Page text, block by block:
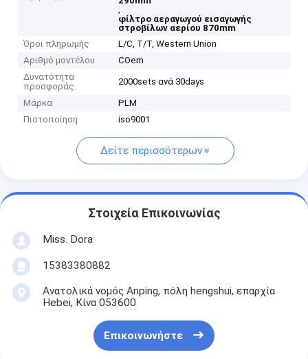
,
φίλτρο αεραγωγού εισαγωγής
στροβίλων αερίου 870mm
Όροι πληρωμής
L/C, T/T, Western Union
Αριθμό μοντέλου
COem
Δυνατότητα
προσφοράς
2000sets ανά 30days
Μάρκα
PLM
Πιστοποίηση
iso9001
Δείτε περισσότερων
Στοιχεία Επικοινωνίας
Miss. Dora
15383380882
Ανατολικά νομός Anping, πόλη hengshui, επαρχία
Hebei, Κίνα 053600
Επικοινωνήστε